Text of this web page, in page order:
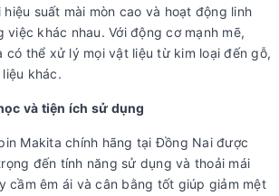
suất mài mòn cao và hoạt động linh
việc khác nhau. Với động cơ mạnh mẽ,
có thể xử lý mọi vật liệu từ kim loại đến gỗ,
khác.
và tiện ích sử dụng
Makita chính hãng tại Đồng Nai được
đến tính năng sử dụng và thoải mái
cầm êm ái và cân bằng tốt giúp giảm mệt